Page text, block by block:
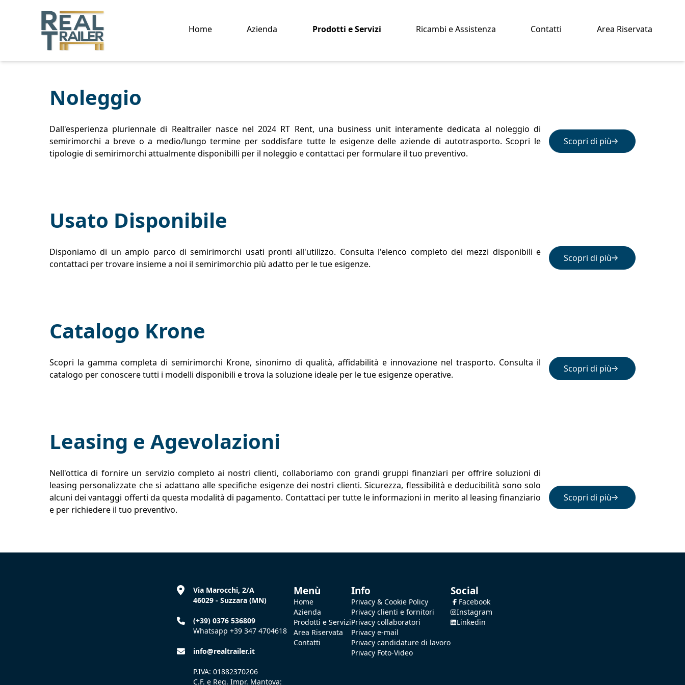
Home Azienda Prodotti e Servizi Ricambi e Assistenza Contatti Area Riservata
Noleggio
Dall'esperienza pluriennale di Realtrailer nasce nel 2024 RT Rent, una business unit interamente dedicata al noleggio di
semirimorchi a breve o a medio/lungo termine per soddisfare tutte le esigenze delle aziende di autotrasporto. Scopri le
tipologie di semirimorchi attualmente disponibilli per il noleggio e contattaci per formulare il tuo preventivo.
Scopri di più
Usato Disponibile
Disponiamo di un ampio parco di semirimorchi usati pronti all'utilizzo. Consulta l'elenco completo dei mezzi disponibili e
contattaci per trovare insieme a noi il semirimorchio più adatto per le tue esigenze.
Scopri di più
Catalogo Krone
Scopri la gamma completa di semirimorchi Krone, sinonimo di qualità, affidabilità e innovazione nel trasporto. Consulta il
catalogo per conoscere tutti i modelli disponibili e trova la soluzione ideale per le tue esigenze operative.
Scopri di più
Leasing e Agevolazioni
Nell'ottica di fornire un servizio completo ai nostri clienti, collaboriamo con grandi gruppi finanziari per offrire soluzioni di
leasing personalizzate che si adattano alle specifiche esigenze dei nostri clienti. Sicurezza, flessibilità e deducibilità sono solo
alcuni dei vantaggi offerti da questa modalità di pagamento. Contattaci per tutte le informazioni in merito al leasing finanziario
e per richiedere il tuo preventivo.
Scopri di più
Via Marocchi, 2/A
46029 - Suzzara (MN)
(+39) 0376 536809
Whatsapp +39 347 4704618
info@realtrailer.it
P.IVA: 01882370206
C.F. e Reg. Impr. Mantova:
Menù
Home
Azienda
Prodotti e Servizi
Area Riservata
Contatti
Info
Privacy & Cookie Policy
Privacy clienti e fornitori
Privacy collaboratori
Privacy e-mail
Privacy candidature di lavoro
Privacy Foto-Video
Social
Facebook
Instagram
Linkedin